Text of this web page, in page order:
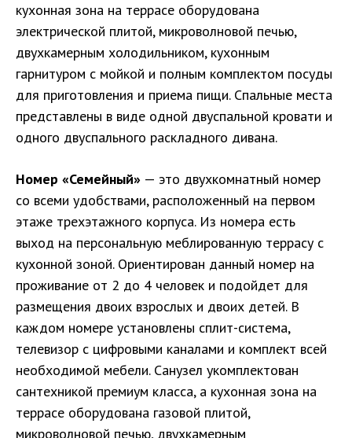
кухонная зона на террасе оборудована
электрической плитой, микроволновой печью,
двухкамерным холодильником, кухонным
гарнитуром с мойкой и полным комплектом посуды
для приготовления и приема пищи. Спальные места
представлены в виде одной двуспальной кровати и
одного двуспального раскладного дивана.
Номер «Семейный» — это двухкомнатный номер
со всеми удобствами, расположенный на первом
этаже трехэтажного корпуса. Из номера есть
выход на персональную меблированную террасу с
кухонной зоной. Ориентирован данный номер на
проживание от 2 до 4 человек и подойдет для
размещения двоих взрослых и двоих детей. В
каждом номере установлены сплит-система,
телевизор с цифровыми каналами и комплект всей
необходимой мебели. Санузел укомплектован
сантехникой премиум класса, а кухонная зона на
террасе оборудована газовой плитой,
микроволновой печью, двухкамерным